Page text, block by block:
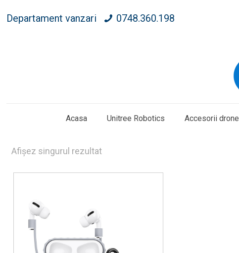
Departament vanzari 0748.360.198
Acasa Unitree Robotics Accesorii drone
Afișez singurul rezultat